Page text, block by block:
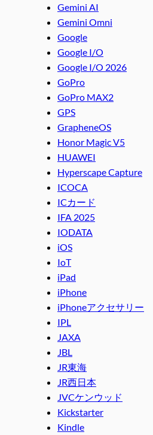
Gemini AI
Gemini Omni
Google
Google I/O
Google I/O 2026
GoPro
GoPro MAX2
GPS
GrapheneOS
Honor Magic V5
HUAWEI
Hyperscape Capture
ICOCA
ICカード
IFA 2025
IODATA
iOS
IoT
iPad
iPhone
iPhoneアクセサリー
IPL
JAXA
JBL
JR東海
JR西日本
JVCケンウッド
Kickstarter
Kindle